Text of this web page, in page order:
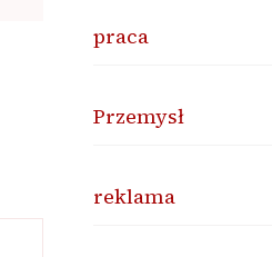
praca
Przemysł
reklama